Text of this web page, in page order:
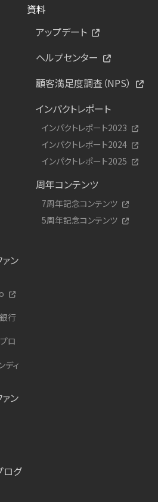
資料
アップデート
ヘルプセンター
顧客満足度調査（NPS）
インパクトレポート
インパクトレポート2023
インパクトレポート2024
インパクトレポート2025
周年コンテンツ
7周年記念コンテンツ
5周年記念コンテンツ
ン
行
ロ
ディ
ン
ログ